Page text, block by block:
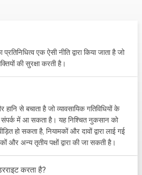
एक ऐसी नीति द्वारा किया जाता है जो
की सुरक्षा करती है।
से बचाता है जो व्यावसायिक गतिविधियों के
में आ सकता है। यह निश्चित नुकसान को
हो सकता है, नियामकों और दावों द्वारा लाई गई
और अन्य तृतीय पक्षों द्वारा की जा सकती है।
करता है?